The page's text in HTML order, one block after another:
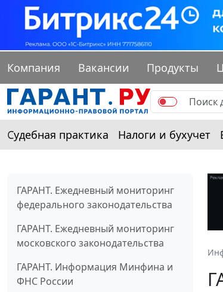
Компания Вакансии Продукты
Судебная практика Налоги и бухучет
ГАРАНТ. Ежедневный мониторинг
федерального законодательства
ГАРАНТ. Ежедневный мониторинг
московского законодательства
ГАРАНТ. Информация Минфина и
ФНС России